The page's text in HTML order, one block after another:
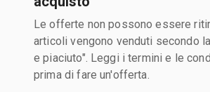
Le offerte non possono essere
articoli vengono venduti secondo
e piaciuto". Leggi i termini e le
prima di fare un'offerta.